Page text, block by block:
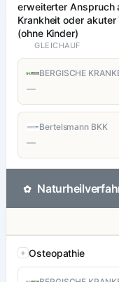
erweiterter Anspruch
Krankheit oder
(ohne Kinder)
GLEICHAUF
BERGISCHE
—
Bertelsmann BKK
—
✿
Osteopathie